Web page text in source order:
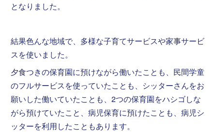
となりました。
結果色んな地域で、多様な子育てサービスや家事サービ
スを使いました。
夕食つきの保育園に預けながら働いたことも、民間学童
のフルサービスを使っていたことも、シッターさんをお
願いした働いていたことも、2つの保育園をハシゴしな
がら預けていたこと、病児保育に預けたことも、病児シ
ッターを利用したこともあります。